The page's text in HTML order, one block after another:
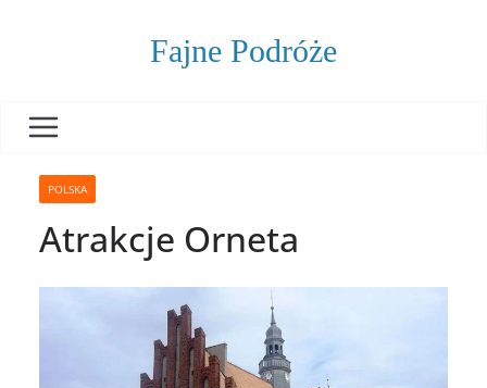
Fajne Podróże
POLSKA
Atrakcje Orneta